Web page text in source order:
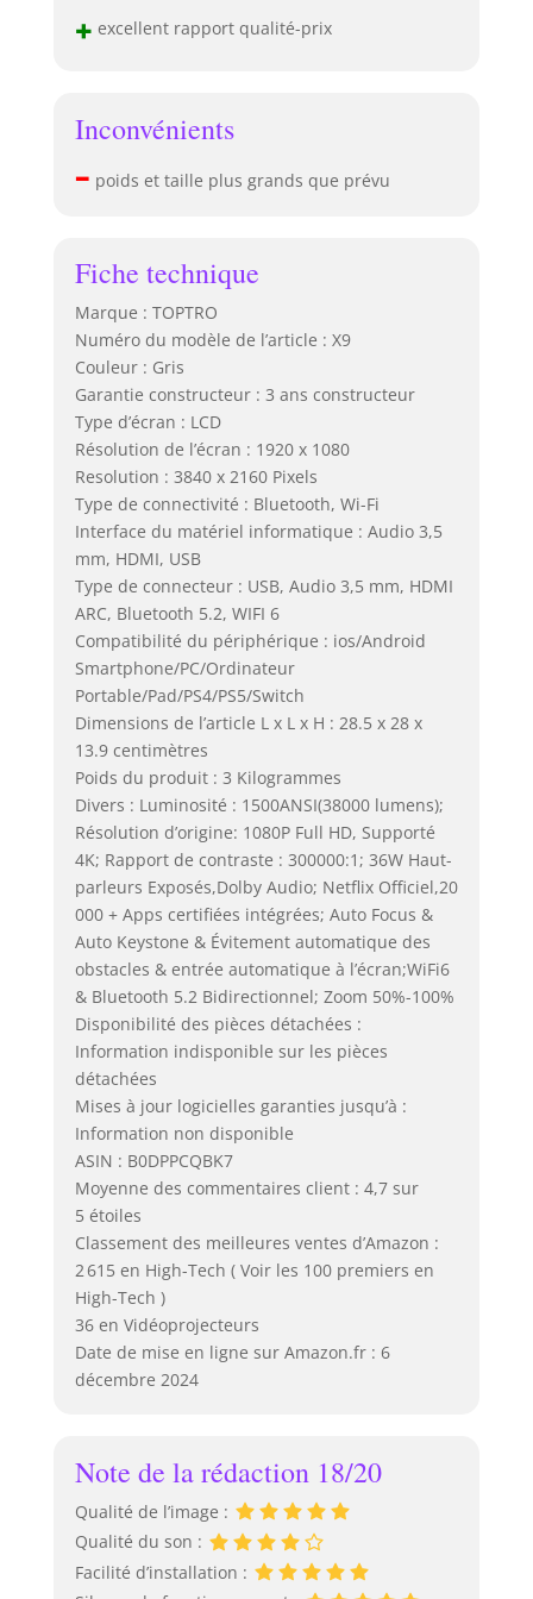
plus de tranquillité d'esprit lors de
sur la chaîne YouTube officielle de
+ excellent rapport qualité-prix
Inconvénients
– poids et taille plus grands que prévu
Fiche technique
Marque : TOPTRO
Numéro du modèle de l’article : X9
Couleur : Gris
Garantie constructeur : 3 ans constructeur
Type d’écran : LCD
Résolution de l’écran : 1920 x 1080
Resolution : 3840 x 2160 Pixels
Type de connectivité : Bluetooth, Wi-Fi
Interface du matériel informatique : Audio 3,5
mm, HDMI, USB
Type de connecteur : USB, Audio 3,5 mm, HDMI
ARC, Bluetooth 5.2, WIFI 6
Compatibilité du périphérique : ios/Android
Smartphone/PC/Ordinateur
Portable/Pad/PS4/PS5/Switch
Dimensions de l’article L x L x H : 28.5 x 28 x
13.9 centimètres
Poids du produit : 3 Kilogrammes
Divers : Luminosité : 1500ANSI(38000 lumens);
Résolution d’origine: 1080P Full HD, Supporté
4K; Rapport de contraste : 300000:1; 36W Haut-
parleurs Exposés,Dolby Audio; Netflix Officiel,20
000 + Apps certifiées intégrées; Auto Focus &
Auto Keystone & Évitement automatique des
obstacles & entrée automatique à l’écran;WiFi6
& Bluetooth 5.2 Bidirectionnel; Zoom 50%-100%
Disponibilité des pièces détachées :
Information indisponible sur les pièces
détachées
Mises à jour logicielles garanties jusqu’à :
Information non disponible
ASIN : B0DPPCQBK7
Moyenne des commentaires client : 4,7 sur
5 étoiles
Classement des meilleures ventes d’Amazon :
2 615 en High-Tech ( Voir les 100 premiers en
High-Tech )
36 en Vidéoprojecteurs
Date de mise en ligne sur Amazon.fr : 6
décembre 2024
Note de la rédaction 18/20
Qualité de l’image :
Qualité du son :
Facilité d’installation :